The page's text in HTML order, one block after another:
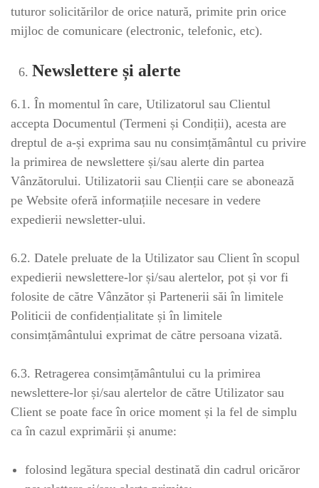
tuturor solicitărilor de orice natură, primite prin orice
mijloc de comunicare (electronic, telefonic, etc).
Newslettere și alerte
6.1. În momentul în care, Utilizatorul sau Clientul
accepta Documentul (Termeni și Condiții), acesta are
dreptul de a-și exprima sau nu consimțământul cu privire
la primirea de newslettere și/sau alerte din partea
Vânzătorului. Utilizatorii sau Clienții care se abonează
pe Website oferă informațiile necesare in vedere
expedierii newsletter-ului.
6.2. Datele preluate de la Utilizator sau Client în scopul
expedierii newslettere-lor și/sau alertelor, pot și vor fi
folosite de către Vânzător și Partenerii săi în limitele
Politicii de confidențialitate și în limitele
consimțământului exprimat de către persoana vizată.
6.3. Retragerea consimțământului cu la primirea
newslettere-lor și/sau alertelor de către Utilizator sau
Client se poate face în orice moment și la fel de simplu
ca în cazul exprimării și anume:
folosind legătura special destinată din cadrul oricăror